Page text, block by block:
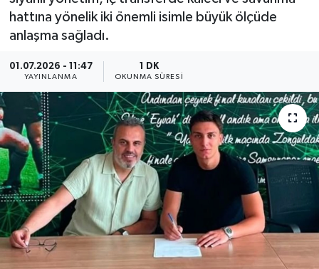
hattına yönelik iki önemli isimle büyük ölçüde
anlaşma sağladı.
01.07.2026 - 11:47
YAYINLANMA
1 DK
OKUNMA SÜRESI